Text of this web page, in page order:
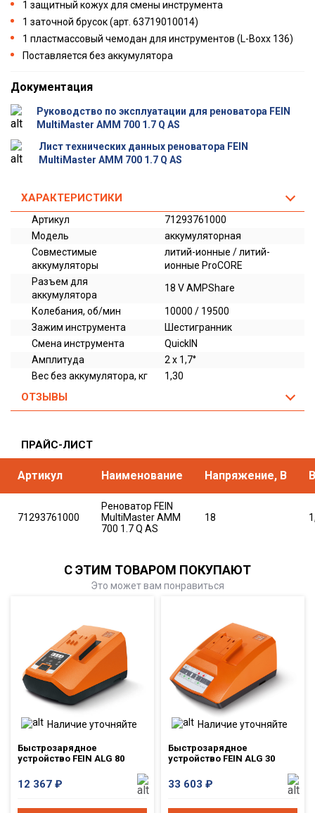
1 защитный кожух для смены инструмента
1 заточной брусок (арт. 63719010014)
1 пластмассовый чемодан для инструментов (L-Boxx 136)
Поставляется без аккумулятора
Документация
Руководство по эксплуатации для реноватора FEIN
MultiMaster AMM 700 1.7 Q AS
Лист технических данных реноватора FEIN
MultiMaster AMM 700 1.7 Q AS
ХАРАКТЕРИСТИКИ
Артикул
71293761000
Модель
аккумуляторная
Совместимые
аккумуляторы
литий-ионные / литий-
ионные ProCORE
Разъем для
аккумулятора
18 V AMPShare
Колебания, об/мин
10000 / 19500
Зажим инструмента
Шестигранник
Смена инструмента
QuickIN
Амплитуда
2 x 1,7°
Вес без аккумулятора, кг
1,30
ОТЗЫВЫ
ПРАЙС-ЛИСТ
Артикул Наименование Напряжение, В
71293761000
Реноватор FEIN
MultiMaster AMM
700 1.7 Q AS
18
С ЭТИМ ТОВАРОМ ПОКУПАЮТ
Это может вам понравиться
Наличие уточняйте
Быстрозарядное
устройство FEIN ALG 80
12 367 ₽
Наличие уточняйте
Быстрозарядное
устройство FEIN ALG 30
33 603 ₽